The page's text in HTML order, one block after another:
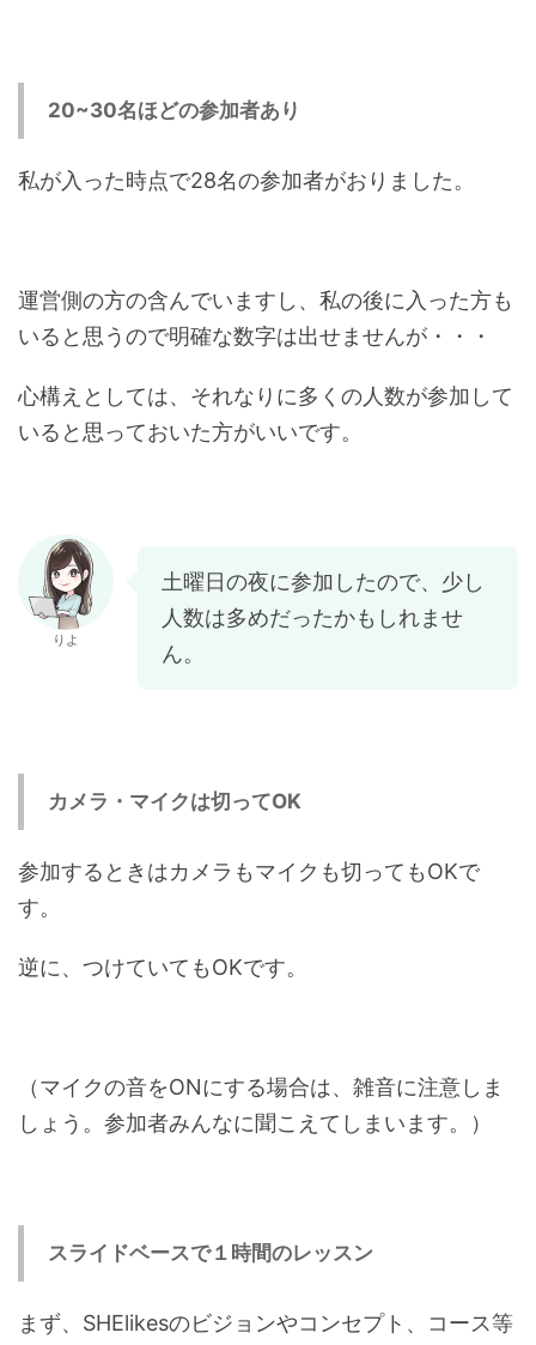
20~30名ほどの参加者あり
私が入った時点で28名の参加者がおりました。
運営側の方の含んでいますし、私の後に入った方も
いると思うので明確な数字は出せませんが・・・
心構えとしては、それなりに多くの人数が参加して
いると思っておいた方がいいです。
りよ
土曜日の夜に参加したので、少し
人数は多めだったかもしれませ
ん。
カメラ・マイクは切ってOK
参加するときはカメラもマイクも切ってもOKで
す。
逆に、つけていてもOKです。
（マイクの音をONにする場合は、雑音に注意しま
しょう。参加者みんなに聞こえてしまいます。）
スライドベースで１時間のレッスン
まず、SHElikesのビジョンやコンセプト、コース等